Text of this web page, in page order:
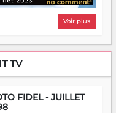
Voir plus
TV
FIDEL - JUILLET